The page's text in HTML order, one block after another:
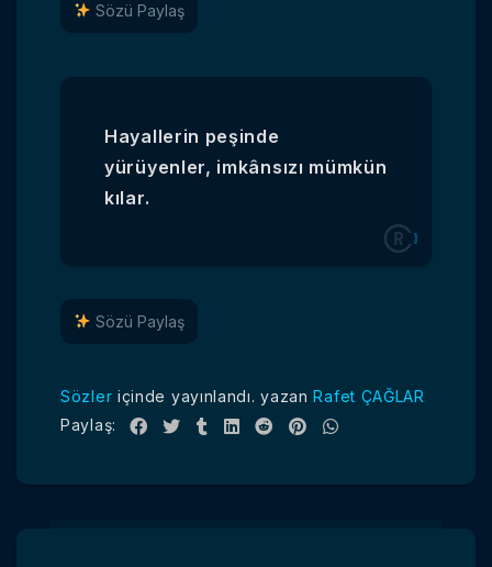
Sözü Paylaş
Hayallerin peşinde
yürüyenler, imkânsızı mümkün
kılar.
Sözü Paylaş
Sözler içinde yayınlandı. yazanRafet ÇAĞLAR
Paylaş: